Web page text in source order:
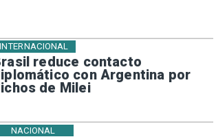
reduce contacto
con Argentina por
de Milei
INTERNACIONAL
NACIONAL